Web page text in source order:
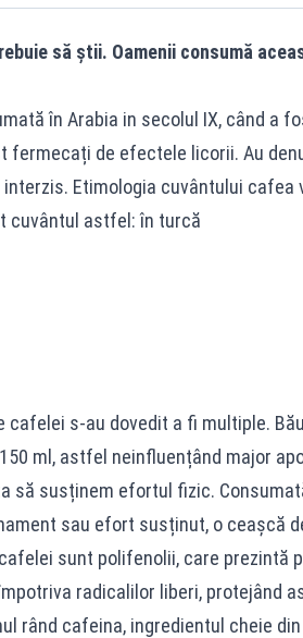
să știi. Oamenii consumă
în Arabia in secolul IX, când a
fermecați de efectele licorii. Au
Etimologia cuvântului cafea
cuvântul astfel: în turcă
cafelei s-au dovedit a fi multiple.
ml, astfel neinfluențând major
să susținem efortul fizic.
sau efort susținut, o ceașcă
sunt polifenolii, care prezintă
radicalilor liberi, protejând
rând cafeina, ingredientul cheie